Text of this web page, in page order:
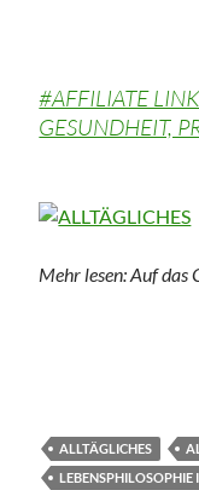
#AFFILIATE
GESUNDHEIT,
Mehr lesen: Auf das
ALLTÄGLICHES
LEBENSPHILOSOPHIE